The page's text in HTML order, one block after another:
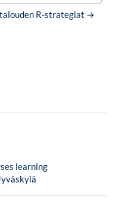
R-strategiat →
learning